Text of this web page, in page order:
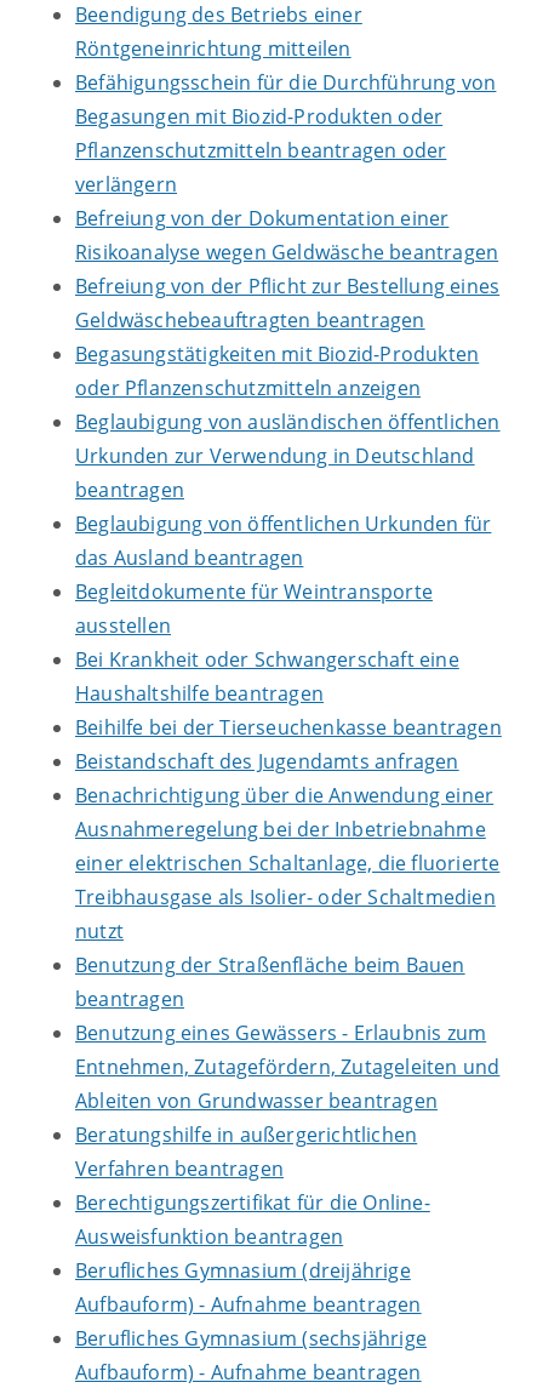
Beendigung des Betriebs einer
Röntgeneinrichtung mitteilen
Befähigungsschein für die Durchführung von
Begasungen mit Biozid-Produkten oder
Pflanzenschutzmitteln beantragen oder
verlängern
Befreiung von der Dokumentation einer
Risikoanalyse wegen Geldwäsche beantragen
Befreiung von der Pflicht zur Bestellung eines
Geldwäschebeauftragten beantragen
Begasungstätigkeiten mit Biozid-Produkten
oder Pflanzenschutzmitteln anzeigen
Beglaubigung von ausländischen öffentlichen
Urkunden zur Verwendung in Deutschland
beantragen
Beglaubigung von öffentlichen Urkunden für
das Ausland beantragen
Begleitdokumente für Weintransporte
ausstellen
Bei Krankheit oder Schwangerschaft eine
Haushaltshilfe beantragen
Beihilfe bei der Tierseuchenkasse beantragen
Beistandschaft des Jugendamts anfragen
Benachrichtigung über die Anwendung einer
Ausnahmeregelung bei der Inbetriebnahme
einer elektrischen Schaltanlage, die fluorierte
Treibhausgase als Isolier- oder Schaltmedien
nutzt
Benutzung der Straßenfläche beim Bauen
beantragen
Benutzung eines Gewässers - Erlaubnis zum
Entnehmen, Zutagefördern, Zutageleiten und
Ableiten von Grundwasser beantragen
Beratungshilfe in außergerichtlichen
Verfahren beantragen
Berechtigungszertifikat für die Online-
Ausweisfunktion beantragen
Berufliches Gymnasium (dreijährige
Aufbauform) - Aufnahme beantragen
Berufliches Gymnasium (sechsjährige
Aufbauform) - Aufnahme beantragen